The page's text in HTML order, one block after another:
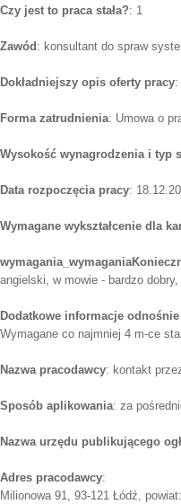
Czy jest to praca stała?: 1
Zawód : konsultant do spraw
Dokładniejszy opis oferty pracy:
Forma zatrudnienia: Umowa o
Wysokość wynagrodzenia i typ
Data rozpoczęcia pracy:
Wymagane wykształcenie dla
angielski, w mowie - bardzo
Dodatkowe informacje
Wymagane co najmniej 4 m-ce
Nazwa pracodawcy: kontakt
Sposób aplikowania: za
Nazwa urzędu publikującego
Adres pracodawcy:
Milionowa 91, 93-121 Łódź,